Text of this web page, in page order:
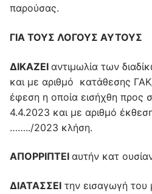
παρούσας.
ΓΙΑ ΤΟΥΣ ΛΟΓΟΥΣ ΑΥΤΟΥΣ
ΔΙΚΑΖΕΙ αντιμωλία των
και με αριθμό κατάθεσης
έφεση η οποία εισήχθη προς
4.4.2023 και με αριθμό
……../2023 κλήση.
ΑΠΟΡΡΙΠΤΕΙ αυτήν κατ
ΔΙΑΤΑΣΣΕΙ την εισαγωγή